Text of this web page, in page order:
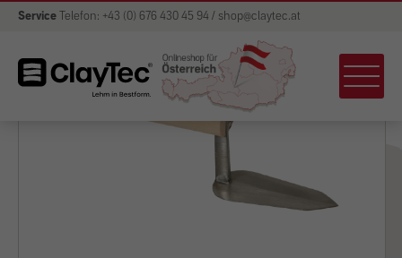
Service Telefon: +43 (0) 676 430 45 94 / shop@claytec.at